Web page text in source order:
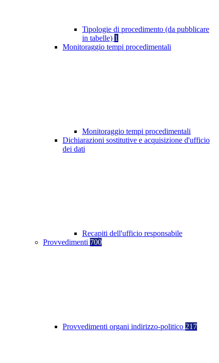
Tipologie di procedimento (da pubblicare
in tabelle) 1
Monitoraggio tempi procedimentali
Monitoraggio tempi procedimentali
Dichiarazioni sostitutive e acquisizione d'ufficio
dei dati
Recapiti dell'ufficio responsabile
Provvedimenti 700
Provvedimenti organi indirizzo-politico 217